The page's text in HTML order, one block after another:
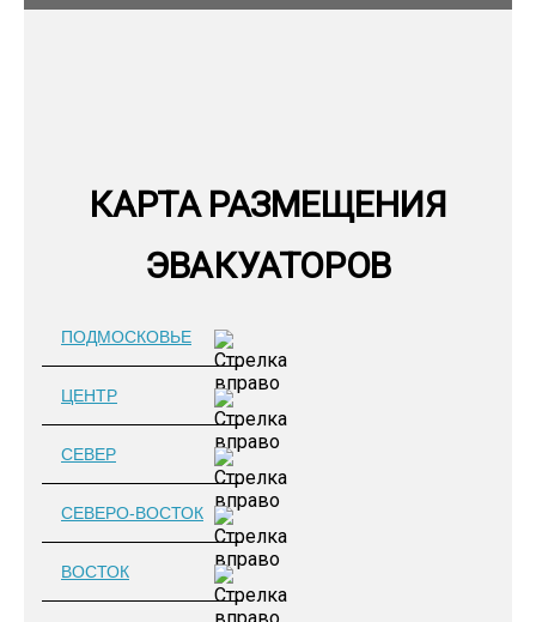
КАРТА РАЗМЕЩЕНИЯ
ЭВАКУАТОРОВ
ПОДМОСКОВЬЕ
ЦЕНТР
СЕВЕР
СЕВЕРО-ВОСТОК
ВОСТОК